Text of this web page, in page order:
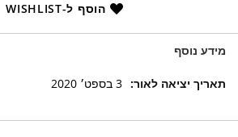
הוסף ל-WISHLIST
מידע נוסף
מידע
3 בספט׳ 2020